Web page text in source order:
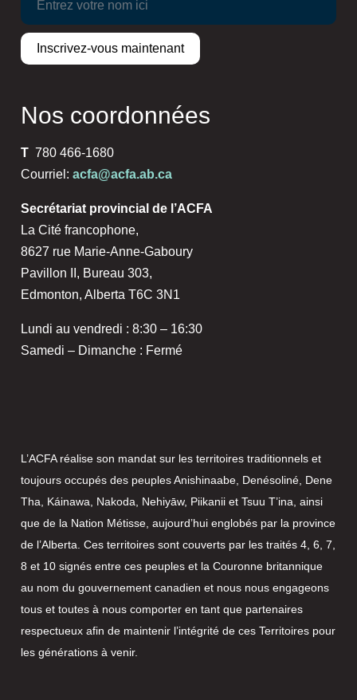
Nos coordonnées
T 780 466-1680
Courriel: acfa@acfa.ab.ca
Secrétariat provincial de l’ACFA
La Cité francophone,
8627 rue Marie-Anne-Gaboury
Pavillon II, Bureau 303,
Edmonton, Alberta T6C 3N1
Lundi au vendredi : 8:30 – 16:30
Samedi – Dimanche : Fermé
L’ACFA réalise son mandat sur les territoires traditionnels et
toujours occupés des peuples Anishinaabe, Denésoliné, Dene
Tha, Káinawa, Nakoda, Nehiyāw, Piikanii et Tsuu T’ina, ainsi
que de la Nation Métisse, aujourd’hui englobés par la province
de l’Alberta. Ces territoires sont couverts par les traités 4, 6, 7,
8 et 10 signés entre ces peuples et la Couronne britannique
au nom du gouvernement canadien et nous nous engageons
tous et toutes à nous comporter en tant que partenaires
respectueux afin de maintenir l’intégrité de ces Territoires pour
les générations à venir.